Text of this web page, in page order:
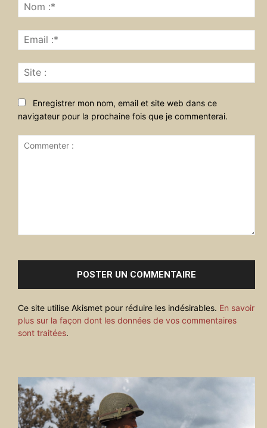
:*
:*
:
Enregistrer mon nom, email et site web dans ce
navigateur pour la prochaine fois que je commenterai.
Ce site utilise Akismet pour réduire les indésirables. En savoir
plus sur la façon dont les données de vos commentaires
sont traitées.